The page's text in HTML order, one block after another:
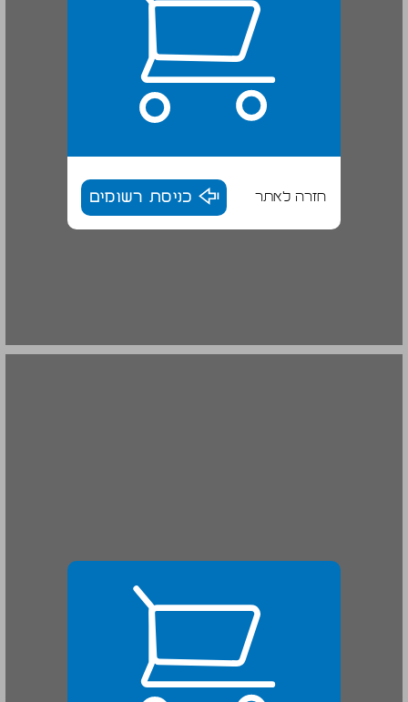
חזרה לאתר כניסת רשומים
שער ראשון הגות, חברה ותרבות ... 21